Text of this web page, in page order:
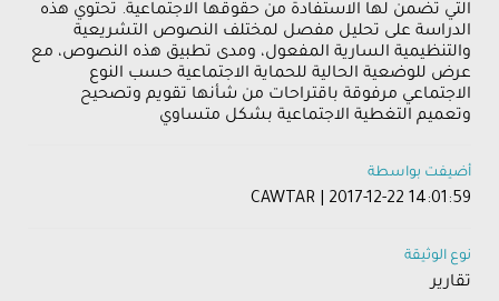
التي تضمن لها الاستفادة من حقوقها الاجتماعية. تحتوي هذه
الدراسة على تحليل مفصل لمختلف النصوص التشريعية
والتنظيمية السارية المفعول، ومدى تطبيق هذه النصوص، مع
عرض للوضعية الحالية للحماية الاجتماعية حسب النوع
الاجتماعي مرفوقة باقتراحات من شأنها تقويم وتصحيح
وتعميم التغطية الاجتماعية بشكل متساوي
أضيفت بواسطة
CAWTAR | 2017-12-22 14:01:59
نوع الوثيقة
تقارير